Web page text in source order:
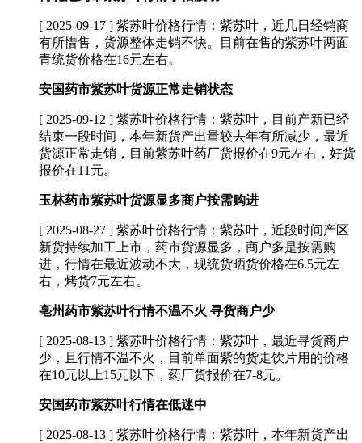
[ 2025-09-17 ] 紫苏叶价格行情：紫苏叶，近几日经销商
有所惜售，货源整体走销不快。目前在售的紫苏叶两面
青统货价格在16元左右。
安国药市紫苏叶货源正常走销状态
[ 2025-09-12 ] 紫苏叶价格行情：紫苏叶，目前产新已经
结束一段时间，本年新货产出量较去年有所减少，最近
货源正常走销，目前紫苏叶药厂货报价在9元左右，好货
报价在11元。
玉林药市紫苏叶货源显多商户按需购进
[ 2025-08-27 ] 紫苏叶价格行情：紫苏叶，近段时间产区
新货持续加工上市，药市货源显多，商户多是按需购
进，行情在最近波动不大，现统货晒货价格在6.5元左
右，烤货7元左右。
亳州药市紫苏叶行情不温不火 寻货商户少
[ 2025-08-13 ] 紫苏叶价格行情：紫苏叶，最近寻货商户
少，且行情不温不火，目前单面紫的货走饮片用的价格
在10元以上15元以下，药厂货报价在7-8元。
安国药市紫苏叶行情在低迷中
[ 2025-08-13 ] 紫苏叶价格行情：紫苏叶，本年新货产出